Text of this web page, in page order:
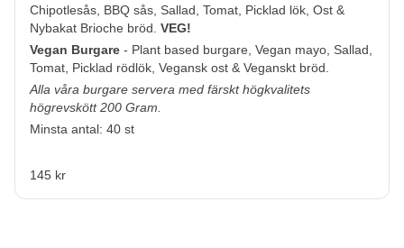
Chipotlesås, BBQ sås, Sallad, Tomat, Picklad lök, Ost &
Nybakat Brioche bröd. VEG!
Vegan Burgare - Plant based burgare, Vegan mayo, Sallad,
Tomat, Picklad rödlök, Vegansk ost & Veganskt bröd.
Alla våra burgare servera med färskt högkvalitets
högrevskött 200 Gram.
Minsta antal: 40 st
145 kr